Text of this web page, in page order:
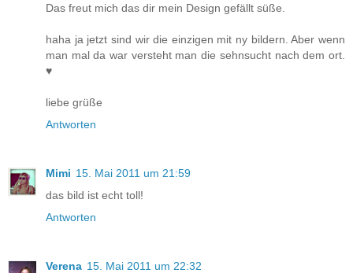
Das freut mich das dir mein Design gefällt süße.
haha ja jetzt sind wir die einzigen mit ny bildern. Aber wenn
man mal da war versteht man die sehnsucht nach dem ort.
♥
liebe grüße
Antworten
Mimi 15. Mai 2011 um 21:59
das bild ist echt toll!
Antworten
Verena 15. Mai 2011 um 22:32